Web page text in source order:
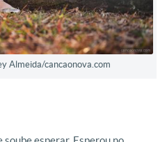
Almeida/cancaonova.com